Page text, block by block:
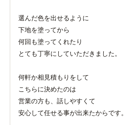
選んだ色を出せるように
下地を塗ってから
何回も塗ってくれたり
とても丁寧にしていただきました。
何軒か相見積もりをして
こちらに決めたのは
営業の方も、話しやすくて
安心して任せる事が出来たからです。